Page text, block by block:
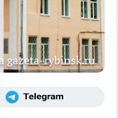
gazeta-rybinsk.ru